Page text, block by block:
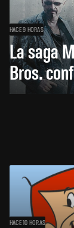
HACE 9 HORAS
La saga
Bros.
HACE 10 HORAS